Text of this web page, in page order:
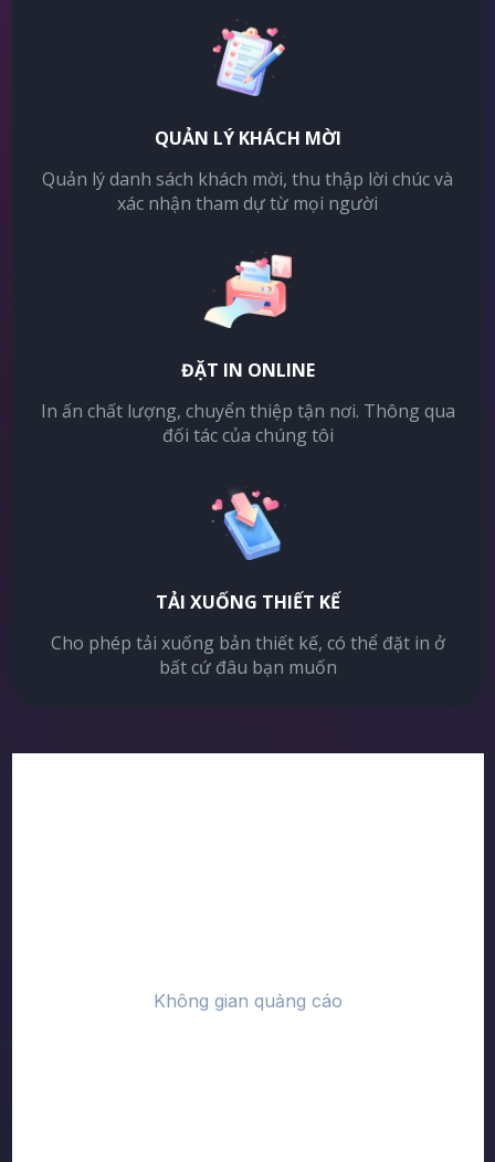
QUẢN LÝ KHÁCH MỜI
Quản lý danh sách khách mời, thu thập lời chúc và
xác nhận tham dự từ mọi người
ĐẶT IN ONLINE
In ấn chất lượng, chuyển thiệp tận nơi. Thông qua
đối tác của chúng tôi
TẢI XUỐNG THIẾT KẾ
Cho phép tải xuống bản thiết kế, có thể đặt in ở
bất cứ đâu bạn muốn